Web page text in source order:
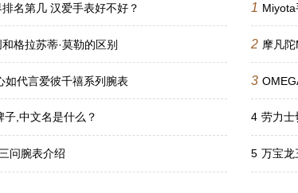
名第几 汉爱手表好不好？
格拉苏蒂·莫勒的区别
如代言爱彼千禧系列腕表
子,中文名是什么？
问腕表介绍
1
2 摩凡
3
4 劳力士
5 万宝龙